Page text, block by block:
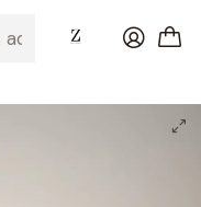
blanco- Relleno